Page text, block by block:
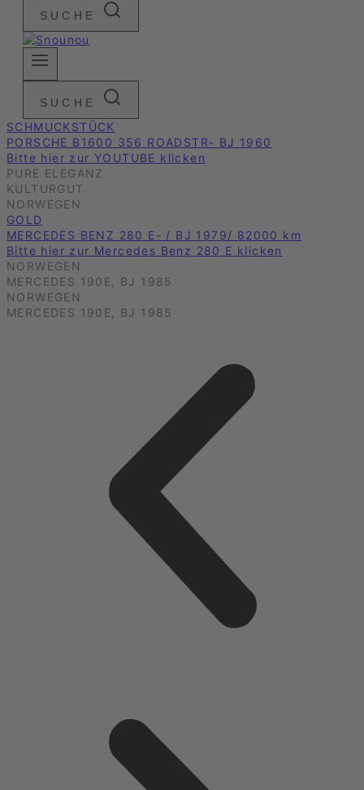
SUCHE
SUCHE
SCHMUCKSTÜCK
PORSCHE B1600 356 ROADSTR- BJ 1960
Bitte hier zur YOUTUBE klicken
PURE ELEGANZ
KULTURGUT
NORWEGEN
GOLD
MERCEDES BENZ 280 E- / BJ 1979/ 82000 km
Bitte hier zur Mercedes Benz 280 E klicken
NORWEGEN
MERCEDES 190E, BJ 1985
NORWEGEN
MERCEDES 190E, BJ 1985